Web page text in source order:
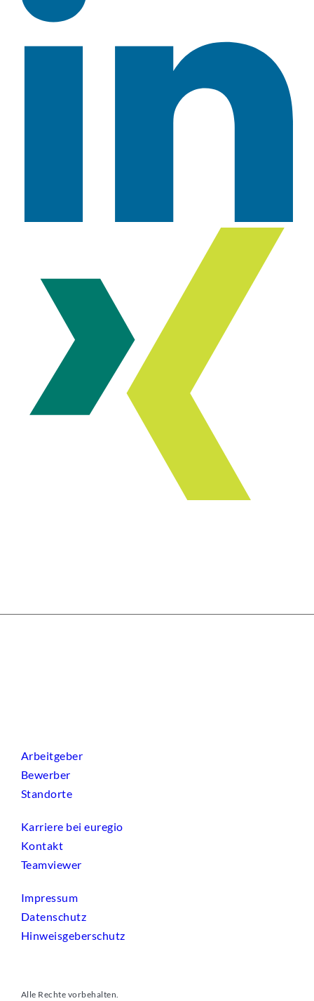
Arbeitgeber
Bewerber
Standorte
Karriere bei euregio
Kontakt
Teamviewer
Impressum
Datenschutz
Hinweisgeberschutz
Alle Rechte vorbehalten.